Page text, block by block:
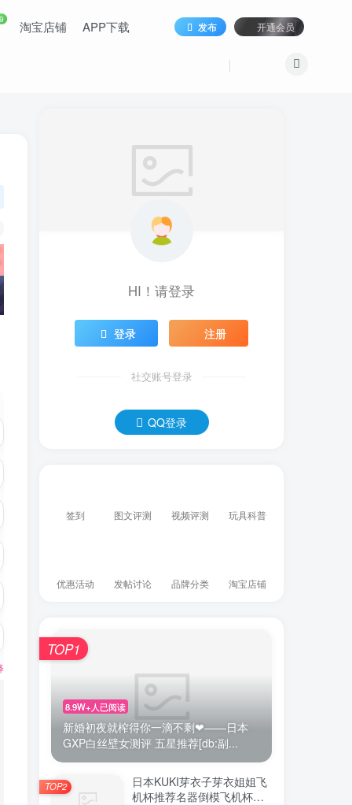
淘宝店铺 APP下载 发布 开通会员
HI！请登录
登录 注册
社交账号登录
QQ登录
签到 图文评测 视频评测 玩具科普
优惠活动 发帖讨论 品牌分类 淘宝店铺
8.9W+人已阅读
新婚初夜就榨得你一滴不剩❤——日本
GXP白丝壁女测评 五星推荐[db:副...
TOP1
日本KUKI芽衣子芽衣姐姐飞
机杯推荐名器倒模飞机杯测
TOP2